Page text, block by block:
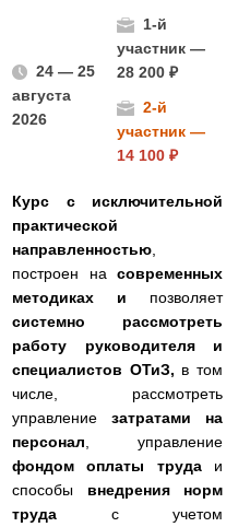
24 — 25
августа
2026
1-й
участник —
28 200 ₽
2-й
участник —
14 100 ₽
Курс с исключительной
практической
направленностью
построен на современных
методиках и позволяет
системно рассмотреть
работу руководителя и
специалистов ОТиЗ, в том
числе, рассмотреть
управление затратами на
персонал , управление
фондом оплаты трудаи
способы внедрения норм
труда с учетом